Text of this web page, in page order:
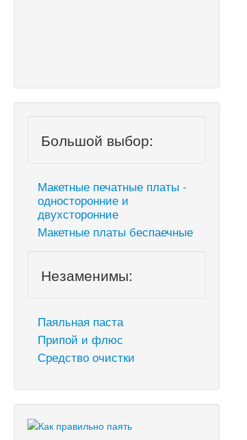
Большой выбор:
Макетные печатные платы -
односторонние и
двухсторонние
Макетные платы беспаечные
Незаменимы:
Паяльная паста
Припой и флюс
Средство очистки